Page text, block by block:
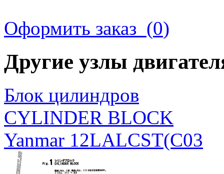
Оформить заказ (0)
Другие узлы
Блок цилиндров
CYLINDER BLOCK
Yanmar 12LALCST(C03